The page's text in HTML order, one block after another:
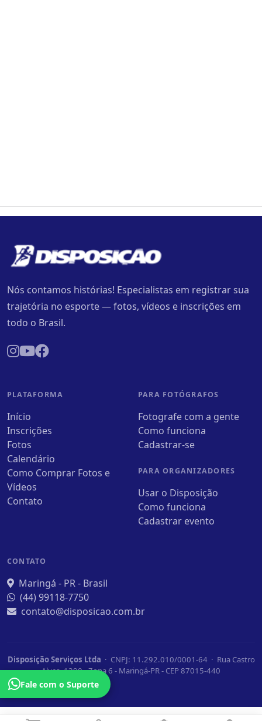
Nós contamos histórias! Especialistas em registrar sua
trajetória no esporte — fotos, vídeos e inscrições em
todo o Brasil.
PLATAFORMA
Início
Inscrições
Fotos
Calendário
Como Comprar Fotos e
Vídeos
Contato
PARA FOTÓGRAFOS
Fotografe com a gente
Como funciona
Cadastrar-se
PARA ORGANIZADORES
Usar o Disposição
Como funciona
Cadastrar evento
CONTATO
Maringá - PR - Brasil
(44) 99118-7750
contato@disposicao.com.br
Disposição Serviços Ltda · CNPJ: 11.292.010/0001-64 · Rua Castro
Alves, 1390 - Zona 6 - Maringá-PR - CEP 87015-440
Fale com o Suporte